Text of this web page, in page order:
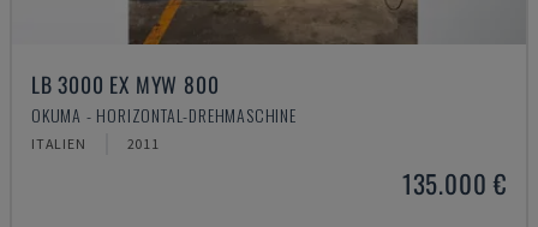
LB 3000 EX MYW 800
OKUMA - HORIZONTAL-DREHMASCHINE
ITALIEN 2011
135.000 €